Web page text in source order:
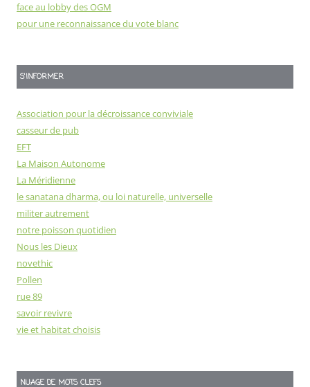
face au lobby des OGM
pour une reconnaissance du vote blanc
S'INFORMER
Association pour la décroissance conviviale
casseur de pub
EFT
La Maison Autonome
La Méridienne
le sanatana dharma, ou loi naturelle, universelle
militer autrement
notre poisson quotidien
Nous les Dieux
novethic
Pollen
rue 89
savoir revivre
vie et habitat choisis
NUAGE DE MOTS CLEFS